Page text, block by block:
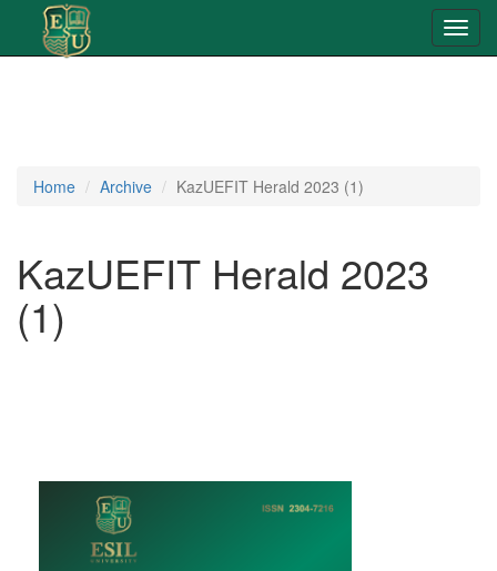
Home Archive KazUEFIT Herald 2023 (1)
KazUEFIT Herald 2023
(1)